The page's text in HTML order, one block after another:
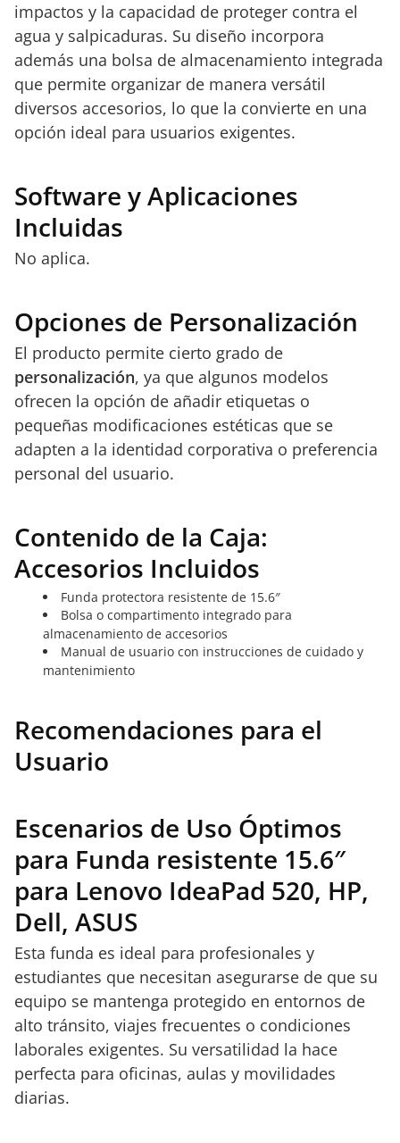
impactos y la capacidad de proteger contra el
agua y salpicaduras. Su diseño incorpora
además una bolsa de almacenamiento integrada
que permite organizar de manera versátil
diversos accesorios, lo que la convierte en una
opción ideal para usuarios exigentes.
Software y Aplicaciones
Incluidas
No aplica.
Opciones de Personalización
El producto permite cierto grado de
personalización, ya que algunos modelos
ofrecen la opción de añadir etiquetas o
pequeñas modificaciones estéticas que se
adapten a la identidad corporativa o preferencia
personal del usuario.
Contenido de la Caja:
Accesorios Incluidos
Funda protectora resistente de 15.6″
Bolsa o compartimento integrado para
almacenamiento de accesorios
Manual de usuario con instrucciones de cuidado y
mantenimiento
Recomendaciones para el
Usuario
Escenarios de Uso Óptimos
para Funda resistente 15.6″
para Lenovo IdeaPad 520, HP,
Dell, ASUS
Esta funda es ideal para profesionales y
estudiantes que necesitan asegurarse de que su
equipo se mantenga protegido en entornos de
alto tránsito, viajes frecuentes o condiciones
laborales exigentes. Su versatilidad la hace
perfecta para oficinas, aulas y movilidades
diarias.